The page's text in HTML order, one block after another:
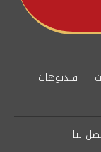
فيديوهات
بنا